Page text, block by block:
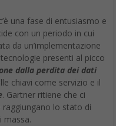
una fase di entusiasmo e
con un periodo in cui
da un’implementazione
presenti al picco
dalla perdita dei dati
chiavi come servizio e il
. Gartner ritiene che ci
lo stato di
massa.